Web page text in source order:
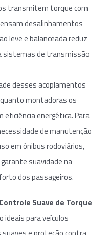
transmitem torque com
desalinhamentos
leve e balanceada reduz
sistemas de transmissão
desses acoplamentos
montadoras os
eficiência energética. Para
de manutenção
em ônibus rodoviários,
suavidade na
dos passageiros.
Suave de Torque
ideais para veículos